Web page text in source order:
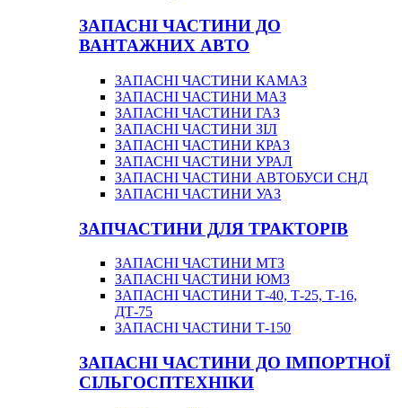
ЗАПАСНІ ЧАСТИНИ ДО
ВАНТАЖНИХ АВТО
ЗАПАСНІ ЧАСТИНИ КАМАЗ
ЗАПАСНІ ЧАСТИНИ МАЗ
ЗАПАСНІ ЧАСТИНИ ГАЗ
ЗАПАСНІ ЧАСТИНИ ЗІЛ
ЗАПАСНІ ЧАСТИНИ КРАЗ
ЗАПАСНІ ЧАСТИНИ УРАЛ
ЗАПАСНІ ЧАСТИНИ АВТОБУСИ СНД
ЗАПАСНІ ЧАСТИНИ УАЗ
ЗАПЧАСТИНИ ДЛЯ ТРАКТОРІВ
ЗАПАСНІ ЧАСТИНИ МТЗ
ЗАПАСНІ ЧАСТИНИ ЮМЗ
ЗАПАСНІ ЧАСТИНИ Т-40, Т-25, Т-16,
ДТ-75
ЗАПАСНІ ЧАСТИНИ Т-150
ЗАПАСНІ ЧАСТИНИ ДО ІМПОРТНОЇ
СІЛЬГОСПТЕХНІКИ